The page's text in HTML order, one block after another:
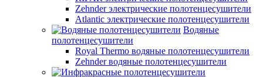
Zehnder электрические полотенцесушители
Atlantic электрические полотенцесушители
Водяные
полотенцесушители
Royal Thermo водяные полотенцесушители
Zehnder водяные полотенцесушители